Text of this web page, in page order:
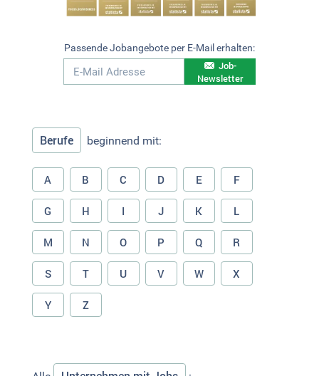
Passende Jobangebote per E-Mail erhalten:
Job-
Newsletter
Berufe beginnend mit:
A B C D E F
G H I J K L
M N O P Q R
S T U V W X
Y Z